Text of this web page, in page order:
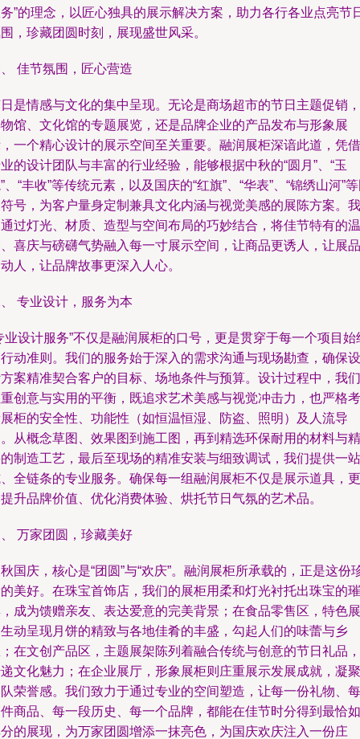
”的理念，以匠心独具的展示解决方案，助力各行各业点亮节
，珍藏团圆时刻，展现盛世风采。
佳节氛围，匠心营造
是情感与文化的集中呈现。无论是商场超市的节日主题促销，
馆、文化馆的专题展览，还是品牌企业的产品发布与形象展
一个精心设计的展示空间至关重要。融润展柜深谙此道，凭借
的设计团队与丰富的行业经验，能够根据中秋的“圆月”、“玉
、“丰收”等传统元素，以及国庆的“红旗”、“华表”、“锦绣山河”
号，为客户量身定制兼具文化内涵与视觉美感的展陈方案。我
过灯光、材质、造型与空间布局的巧妙结合，将佳节特有的温
喜庆与磅礴气势融入每一寸展示空间，让商品更诱人，让展品
人，让品牌故事更深入人心。
专业设计，服务为本
业设计服务”不仅是融润展柜的口号，更是贯穿于每一个项目始
动准则。我们的服务始于深入的需求沟通与现场勘查，确保设
案精准契合客户的目标、场地条件与预算。设计过程中，我们
创意与实用的平衡，既追求艺术美感与视觉冲击力，也严格考
柜的安全性、功能性（如恒温恒湿、防盗、照明）及人流导
从概念草图、效果图到施工图，再到精选环保耐用的材料与精
制造工艺，最后至现场的精准安装与细致调试，我们提供一站
全链条的专业服务。确保每一组融润展柜不仅是展示道具，更
升品牌价值、优化消费体验、烘托节日气氛的艺术品。
万家团圆，珍藏美好
国庆，核心是“团圆”与“欢庆”。融润展柜所承载的，正是这份
美好。在珠宝首饰店，我们的展柜用柔和灯光衬托出珠宝的璀
成为馈赠亲友、表达爱意的完美背景；在食品零售区，特色展
动呈现月饼的精致与各地佳肴的丰盛，勾起人们的味蕾与乡
在文创产品区，主题展架陈列着融合传统与创意的节日礼品，
文化魅力；在企业展厅，形象展柜则庄重展示发展成就，凝聚
荣誉感。我们致力于通过专业的空间塑造，让每一份礼物、每
商品、每一段历史、每一个品牌，都能在佳节时分得到最恰如
的展现，为万家团圆增添一抹亮色，为国庆欢庆注入一份庄